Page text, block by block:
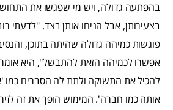
בהפתעה גדולה, ויש מי שפגשו את
בצעירותן, אבל הניחו אותן בצד. "לדעתי
פוגשות כמיהה גדולה שהיתה בתוכן,
אפשרו לכמיהה הזאת להתבשל", היא
להכיל את התשוקה ולתת לה הסברים כמו
אותה כמו חברה'. המימוש הופך את זה